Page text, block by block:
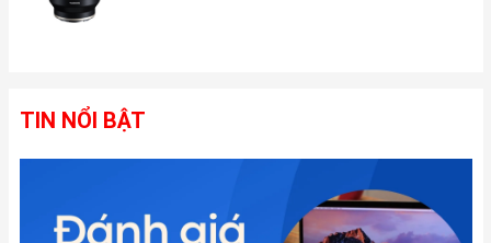
Màn hình trên iPad Pro M4 mang lại màu đen sâu hơn, chân thực
hơn và chi tiết hơn trong điều kiện ánh sáng yếu, với điểm nổi
TIN NỔI BẬT